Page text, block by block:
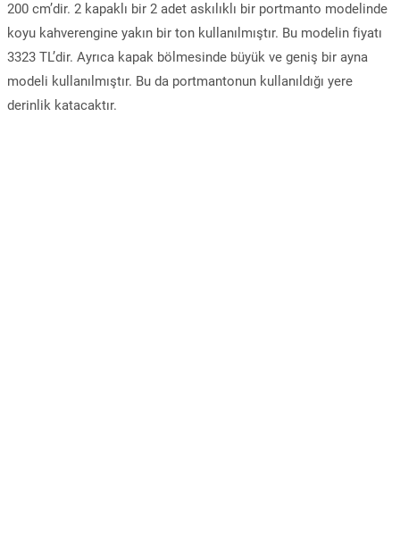
200 cm’dir. 2 kapaklı bir 2 adet askılıklı bir portmanto modelinde
koyu kahverengine yakın bir ton kullanılmıştır. Bu modelin fiyatı
3323 TL’dir. Ayrıca kapak bölmesinde büyük ve geniş bir ayna
modeli kullanılmıştır. Bu da portmantonun kullanıldığı yere
derinlik katacaktır.